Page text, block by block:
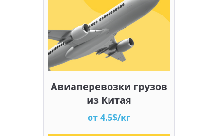
Авиаперевозки грузов
из Китая
от 4.5$/кг